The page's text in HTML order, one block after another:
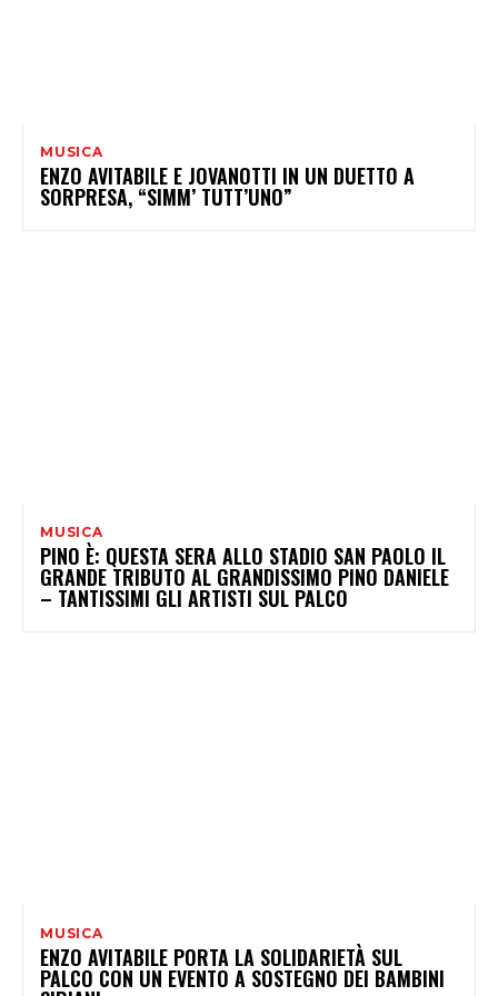
MUSICA
ENZO AVITABILE E JOVANOTTI IN UN DUETTO A
SORPRESA, “SIMM’ TUTT’UNO”
MUSICA
PINO È: QUESTA SERA ALLO STADIO SAN PAOLO IL
GRANDE TRIBUTO AL GRANDISSIMO PINO DANIELE
– TANTISSIMI GLI ARTISTI SUL PALCO
MUSICA
ENZO AVITABILE PORTA LA SOLIDARIETÀ SUL
PALCO CON UN EVENTO A SOSTEGNO DEI BAMBINI